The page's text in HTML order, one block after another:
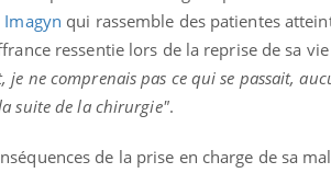
qui rassemble des patientes
ressentie lors de la reprise de sa
je ne comprenais pas ce qui se passait,
suite de la chirurgie".
de la prise en charge de sa